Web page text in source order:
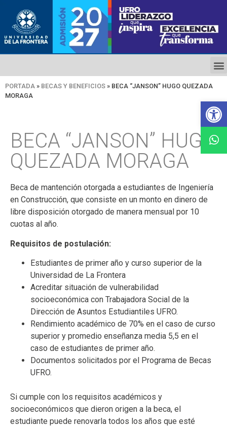
PORTADA » BECAS Y BENEFICIOS » BECA “JANSON” HUGO QUEZADA
MORAGA
BECA “JANSON” HUGO
QUEZADA MORAGA
Beca de mantención otorgada a estudiantes de Ingeniería
en Construcción, que consiste en un monto en dinero de
libre disposición otorgado de manera mensual por 10
cuotas al año.
Requisitos de postulación:
Estudiantes de primer año y curso superior de la
Universidad de La Frontera
Acreditar situación de vulnerabilidad
socioeconómica con Trabajadora Social de la
Dirección de Asuntos Estudiantiles UFRO.
Rendimiento académico de 70% en el caso de curso
superior y promedio enseñanza media 5,5 en el
caso de estudiantes de primer año.
Documentos solicitados por el Programa de Becas
UFRO.
Si cumple con los requisitos académicos y
socioeconómicos que dieron origen a la beca, el
estudiante puede renovarla todos los años que esté